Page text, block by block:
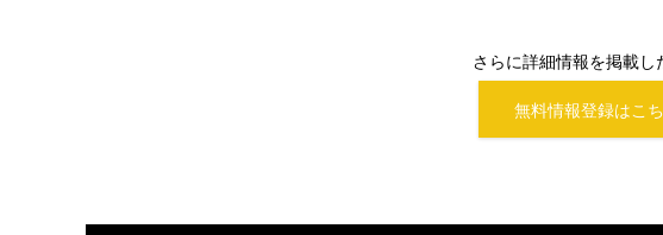
さらに詳細情報を掲載し
無料情報登録はこ